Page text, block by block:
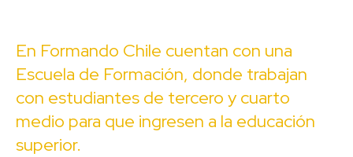
En Formando Chile cuentan con una
Escuela de Formación, donde trabajan
con estudiantes de tercero y cuarto
medio para que ingresen a la educación
superior.